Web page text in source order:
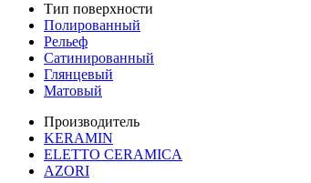
Тип поверхности
Полированный
Рельеф
Сатинированный
Глянцевый
Матовый
Производитель
KERAMIN
ELETTO CERAMICA
AZORI